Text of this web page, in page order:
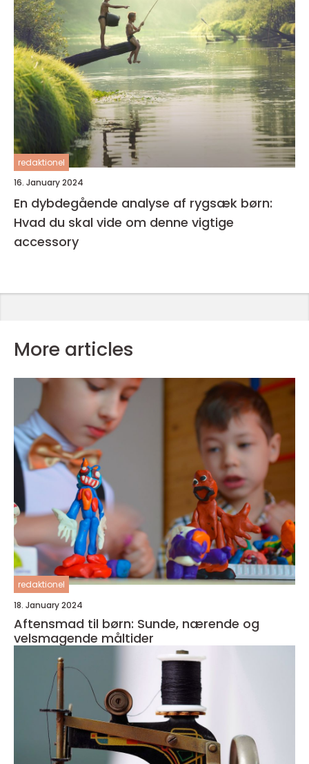
redaktionel
16. January 2024
En dybdegående analyse af rygsæk børn:
Hvad du skal vide om denne vigtige
accessory
More articles
redaktionel
18. January 2024
Aftensmad til børn: Sunde, nærende og
velsmagende måltider